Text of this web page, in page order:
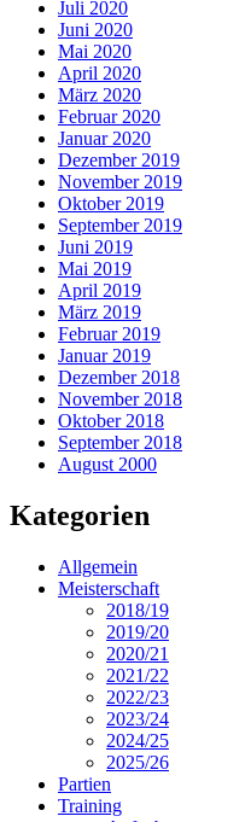
Juli 2020
Juni 2020
Mai 2020
April 2020
März 2020
Februar 2020
Januar 2020
Dezember 2019
November 2019
Oktober 2019
September 2019
Juni 2019
Mai 2019
April 2019
März 2019
Februar 2019
Januar 2019
Dezember 2018
November 2018
Oktober 2018
September 2018
August 2000
Kategorien
Allgemein
Meisterschaft
2018/19
2019/20
2020/21
2021/22
2022/23
2023/24
2024/25
2025/26
Partien
Training